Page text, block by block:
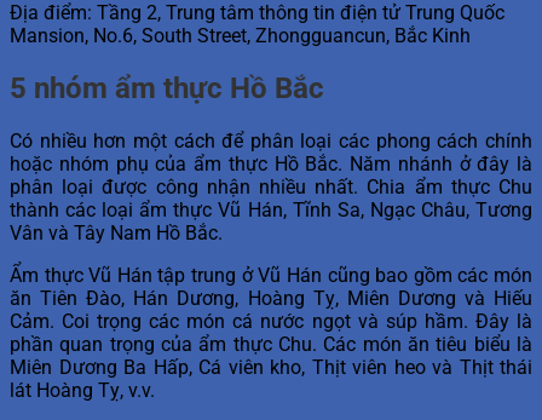
Địa điểm: Tầng 2, Trung tâm thông tin điện tử Trung Quốc
Mansion, No.6, South Street, Zhongguancun, Bắc Kinh
5 nhóm ẩm thực Hồ Bắc
Có nhiều hơn một cách để phân loại các phong cách chính
hoặc nhóm phụ của ẩm thực Hồ Bắc. Năm nhánh ở đây là
phân loại được công nhận nhiều nhất. Chia ẩm thực Chu
thành các loại ẩm thực Vũ Hán, Tĩnh Sa, Ngạc Châu, Tương
Vân và Tây Nam Hồ Bắc.
Ẩm thực Vũ Hán tập trung ở Vũ Hán cũng bao gồm các món
ăn Tiên Đào, Hán Dương, Hoàng Tỵ, Miên Dương và Hiếu
Cảm. Coi trọng các món cá nước ngọt và súp hầm. Đây là
phần quan trọng của ẩm thực Chu. Các món ăn tiêu biểu là
Miên Dương Ba Hấp, Cá viên kho, Thịt viên heo và Thịt thái
lát Hoàng Tỵ, v.v.